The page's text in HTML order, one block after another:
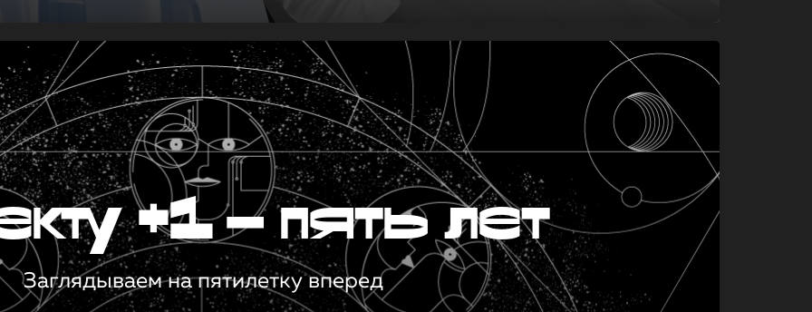
+1 — пять лет
Заглядываем на пятилетку вперед